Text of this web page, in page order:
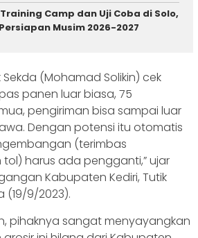
Camp dan Uji Coba di Solo,
Musim 2026-2027
Sekda (Mohamad Solikin) cek
panen luar biasa, 75
pengiriman bisa sampai luar
Dengan potensi itu otomatis
(terimbas
harus ada pengganti,” ujar
Kabupaten Kediri, Tutik
(19/9/2023).
pihaknya sangat menyayangkan